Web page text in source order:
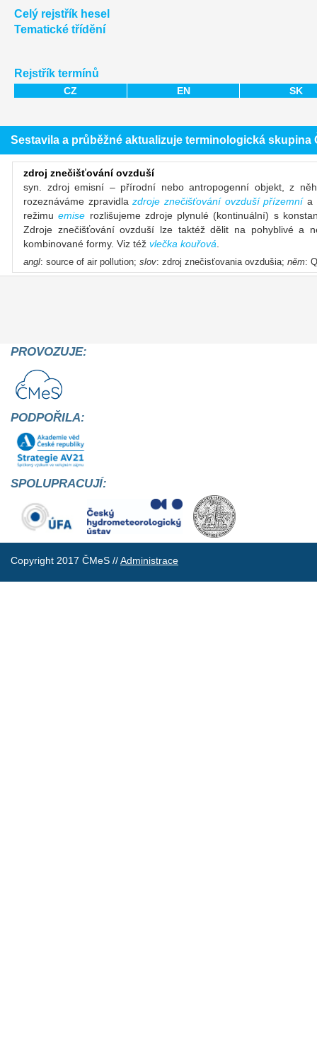
Celý rejstřík hesel
Tematické třídění
Rejstřík termínů
CZ EN SK
Sestavila a průběžné aktualizuje terminologická
zdroj znečišťování ovzduší
syn. zdroj emisní – přírodní nebo antropogenní objekt, z
rozeznáváme zpravidlazdroje znečišťování ovzduší přízemnía
režimuemise rozlišujeme zdroje plynulé (kontinuální) s
Zdroje znečišťování ovzduší lze taktéž dělit na pohyblivé a
kombinované formy. Viz též vlečka kouřová
angl: source of air pollution; slov: zdroj znečisťovania ovzdušia; něm:
PROVOZUJE:
PODPOŘILA:
SPOLUPRACUJÍ:
Copyright 2017 ČMeS //Administrace